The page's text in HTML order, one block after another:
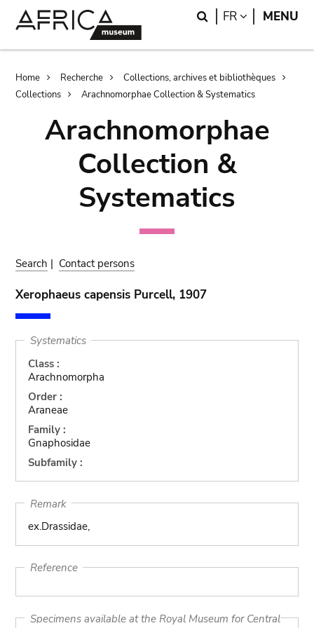
Search
FR LANGUAGE
MENU
Breadcrumb
Home Recherche
Collections, archives et bibliothèques
Collections
Arachnomorphae Collection & Systematics
Arachnomorphae
Collection &
Systematics
Search | Contact persons
Xerophaeus capensis Purcell, 1907
Systematics
Class :
Arachnomorpha
Order :
Araneae
Family :
Gnaphosidae
Subfamily :
Remark
ex.Drassidae,
Reference
Specimens available at the Royal Museum for Central